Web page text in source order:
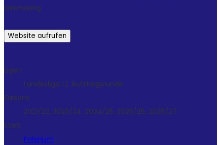
Germering
Ligen
Landesliga, LL Aufstiegsrunde
Saisons
2021/22, 2023/24, 2024/25, 2025/26, 2026/27
Start
Polarium